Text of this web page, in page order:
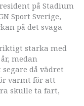
på Stadium
Sport Sverige,
på det svaga
starka med
medan
då vädret
varmt för att
skulle ta fart,